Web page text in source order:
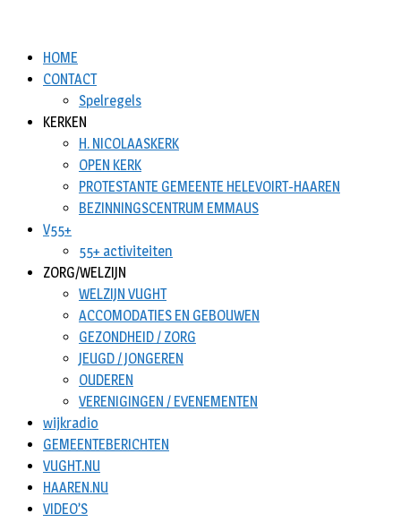
HOME
CONTACT
Spelregels
KERKEN
H. NICOLAASKERK
OPEN KERK
PROTESTANTE GEMEENTE HELEVOIRT-HAAREN
BEZINNINGSCENTRUM EMMAUS
V55+
55+ activiteiten
ZORG/WELZIJN
WELZIJN VUGHT
ACCOMODATIES EN GEBOUWEN
GEZONDHEID / ZORG
JEUGD / JONGEREN
OUDEREN
VERENIGINGEN / EVENEMENTEN
wijkradio
GEMEENTEBERICHTEN
VUGHT.NU
HAAREN.NU
VIDEO’S